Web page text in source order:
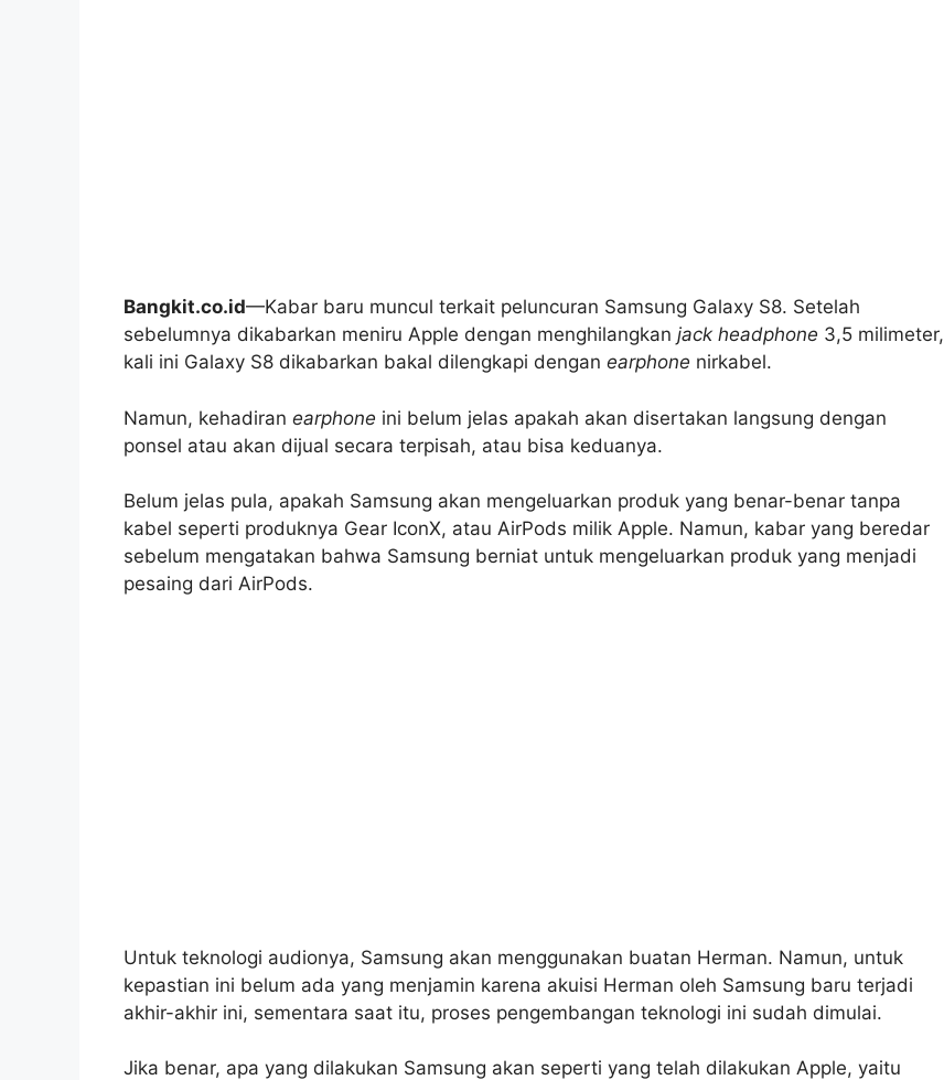
Bangkit.co.id—Kabar baru muncul terkait peluncuran Samsung Galaxy S8. Setelah
sebelumnya dikabarkan meniru Apple dengan menghilangkan jack headphone 3,5 milimeter,
kali ini Galaxy S8 dikabarkan bakal dilengkapi dengan earphone nirkabel.
Namun, kehadiran earphone ini belum jelas apakah akan disertakan langsung dengan
ponsel atau akan dijual secara terpisah, atau bisa keduanya.
Belum jelas pula, apakah Samsung akan mengeluarkan produk yang benar-benar tanpa
kabel seperti produknya Gear IconX, atau AirPods milik Apple. Namun, kabar yang beredar
sebelum mengatakan bahwa Samsung berniat untuk mengeluarkan produk yang menjadi
pesaing dari AirPods.
Untuk teknologi audionya, Samsung akan menggunakan buatan Herman. Namun, untuk
kepastian ini belum ada yang menjamin karena akuisi Herman oleh Samsung baru terjadi
akhir-akhir ini, sementara saat itu, proses pengembangan teknologi ini sudah dimulai.
Jika benar, apa yang dilakukan Samsung akan seperti yang telah dilakukan Apple, yaitu